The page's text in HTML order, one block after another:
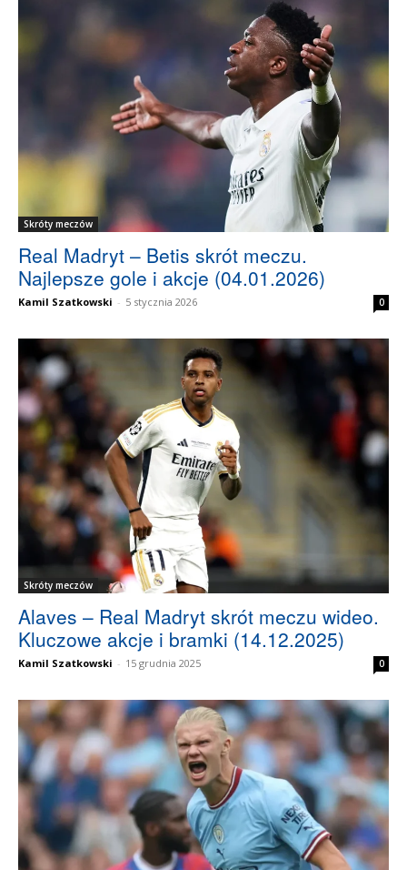
Skróty meczów
Real Madryt – Betis skrót meczu.
Najlepsze gole i akcje (04.01.2026)
Kamil Szatkowski - 5 stycznia 2026 0
Skróty meczów
Alaves – Real Madryt skrót meczu wideo.
Kluczowe akcje i bramki (14.12.2025)
Kamil Szatkowski - 15 grudnia 2025 0